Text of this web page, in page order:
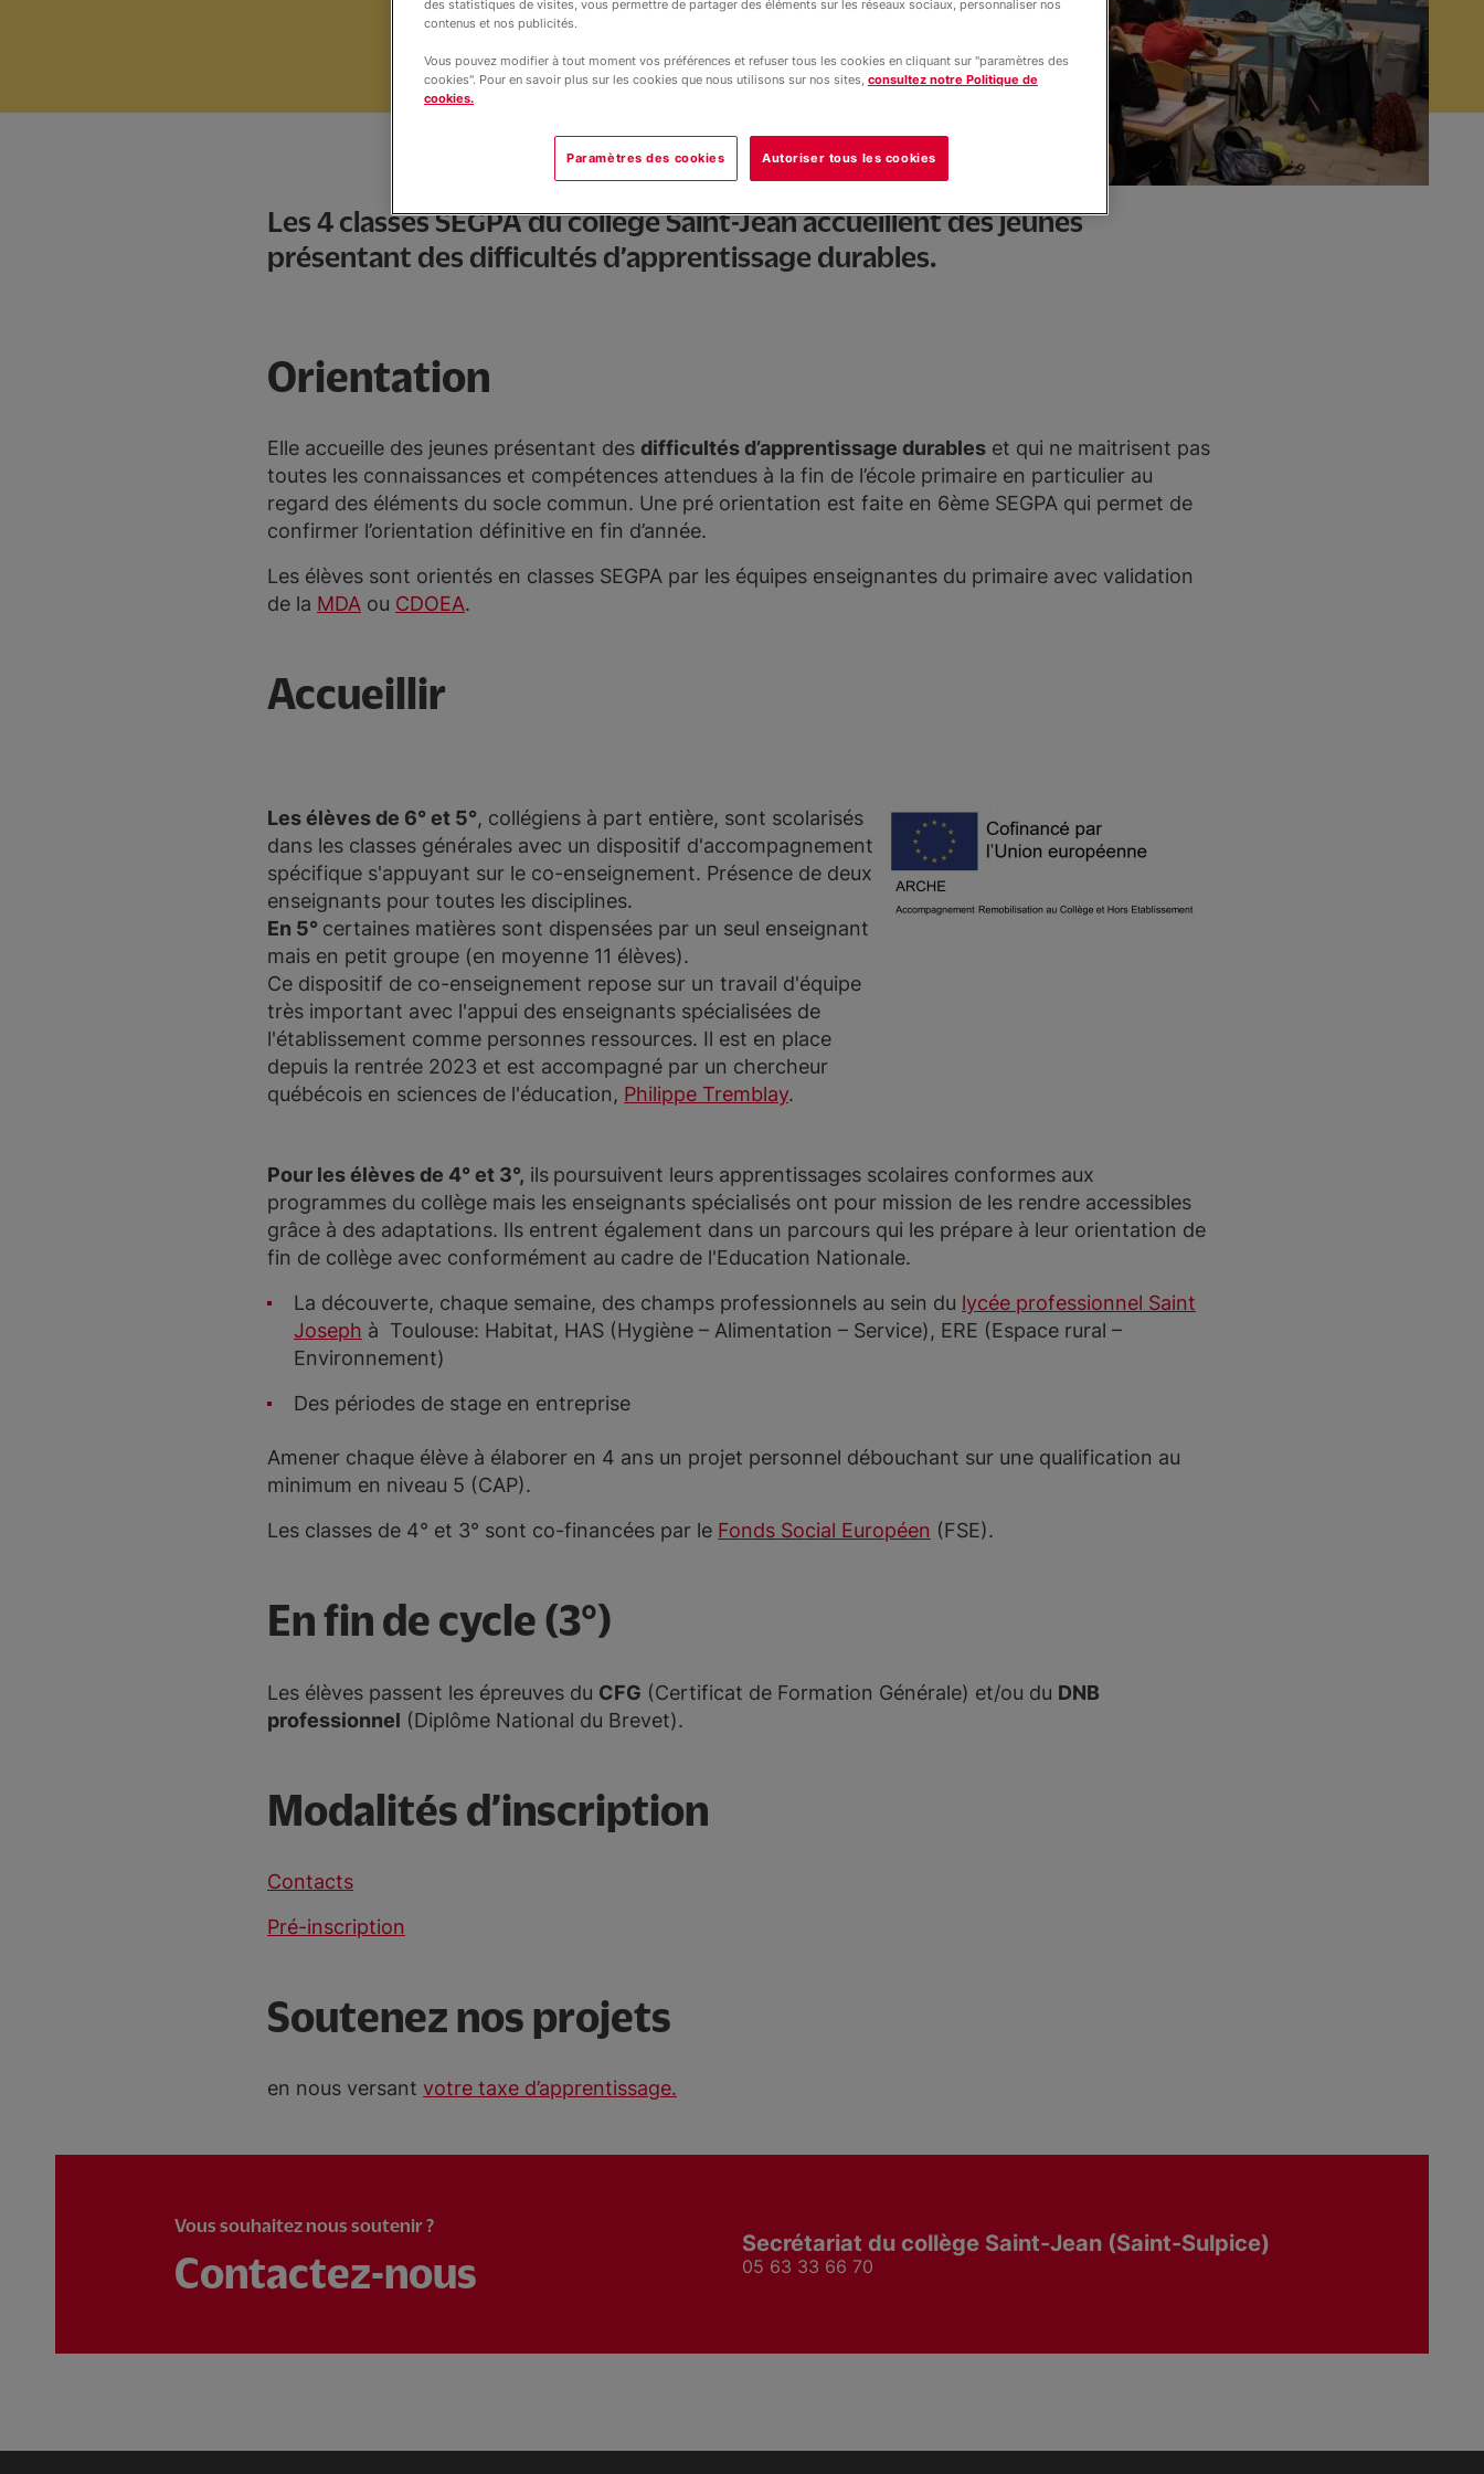
Les 4 classes SEGPA du collège Saint-Jean accueillent des jeunes
présentant des difficultés d’apprentissage durables.
Orientation
Elle accueille des jeunes présentant des difficultés d’apprentissage durables et qui ne maitrisent pas
toutes les connaissances et compétences attendues à la fin de l’école primaire en particulier au
regard des éléments du socle commun. Une pré orientation est faite en 6ème SEGPA qui permet de
confirmer l’orientation définitive en fin d’année.
Les élèves sont orientés en classes SEGPA par les équipes enseignantes du primaire avec validation
de la MDA ou CDOEA.
Accueillir
Les élèves de 6° et 5°, collégiens à part entière, sont scolarisés
dans les classes générales avec un dispositif d'accompagnement
spécifique s'appuyant sur le co-enseignement. Présence de deux
enseignants pour toutes les disciplines.
En 5° certaines matières sont dispensées par un seul enseignant
mais en petit groupe (en moyenne 11 élèves).
Ce dispositif de co-enseignement repose sur un travail d'équipe
très important avec l'appui des enseignants spécialisées de
l'établissement comme personnes ressources. Il est en place
depuis la rentrée 2023 et est accompagné par un chercheur
québécois en sciences de l'éducation, Philippe Tremblay.
Pour les élèves de 4° et 3°, ils poursuivent leurs apprentissages scolaires conformes aux
programmes du collège mais les enseignants spécialisés ont pour mission de les rendre accessibles
grâce à des adaptations. Ils entrent également dans un parcours qui les prépare à leur orientation de
fin de collège avec conformément au cadre de l'Education Nationale.
La découverte, chaque semaine, des champs professionnels au sein du lycée professionnel Saint
Joseph à Toulouse: Habitat, HAS (Hygiène – Alimentation – Service), ERE (Espace rural –
Environnement)
Des périodes de stage en entreprise
Amener chaque élève à élaborer en 4 ans un projet personnel débouchant sur une qualification au
minimum en niveau 5 (CAP).
Les classes de 4° et 3° sont co-financées par le Fonds Social Européen (FSE).
En fin de cycle (3°)
Les élèves passent les épreuves du CFG (Certificat de Formation Générale) et/ou du DNB
professionnel (Diplôme National du Brevet).
Modalités d’inscription
Contacts
Pré-inscription
Soutenez nos projets
en nous versant votre taxe d’apprentissage.
Vous souhaitez nous soutenir ?
Contactez-nous
Secrétariat du collège Saint-Jean (Saint-Sulpice)
05 63 33 66 70
des statistiques de visites, vous permettre de partager des éléments sur les réseaux sociaux, personnaliser nos
contenus et nos publicités.
Vous pouvez modifier à tout moment vos préférences et refuser tous les cookies en cliquant sur "paramètres des
cookies". Pour en savoir plus sur les cookies que nous utilisons sur nos sites, consultez notre Politique de
cookies.
Paramètres des cookies Autoriser tous les cookies